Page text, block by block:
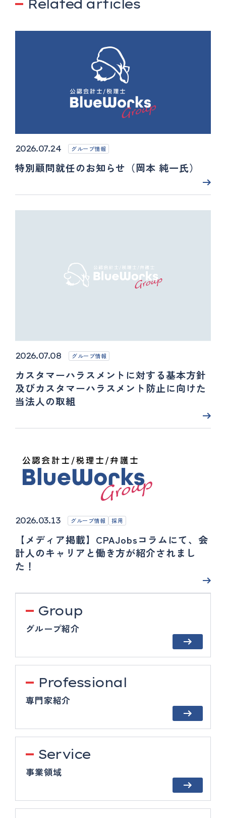
Related articles
2026.07.24 グループ情報
特別顧問就任のお知らせ（岡本 純一氏）
2026.07.08 グループ情報
カスタマーハラスメントに対する基本方針
及びカスタマーハラスメント防止に向けた
当法人の取組
2026.03.13 グループ情報 採用
【メディア掲載】CPAJobsコラムにて、会
計人のキャリアと働き方が紹介されまし
た！
Group
グループ紹介
Professional
専門家紹介
Service
事業領域